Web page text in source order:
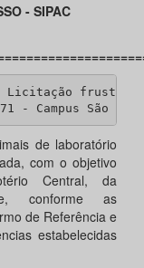
- SIPAC
Licitação frustrada
- Campus São
de laboratório
com o objetivo
Central, da
conforme as
de Referência e
estabelecidas